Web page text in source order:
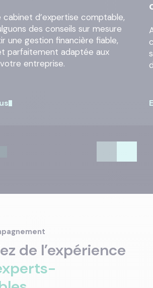
cabinet d’expertise comptable,
des conseils sur mesure
une gestion financière fiable,
parfaitement adaptée aux
entreprise.
de l’expérience